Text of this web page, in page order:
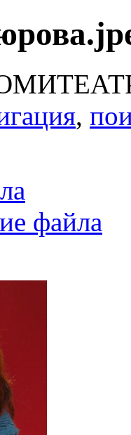
,
файла